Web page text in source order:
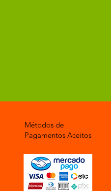
Métodos de
Pagamentos Aceitos